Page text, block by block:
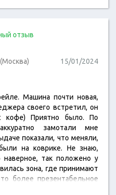
отзыв
(Москва) 15/01/2024
Машина почти новая,
своего встретил, он
кофе) Приятно было. По
замотали мне
показали, что меняли,
на коврике. Не знаю,
так положено у
зона, где принимают
более презентабельное